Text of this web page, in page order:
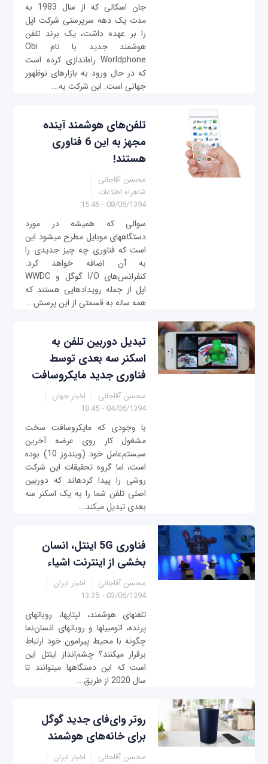
جان اسکالی که از سال 1983 به
مدت یک دهه سرپرستی شرکت اپل
را بر عهده داشت، یک برند تلفن
هوشمند جدید با نام Obi
Worldphone راه‌اندازی کرده است
که در حال ورود به بازارهای نوظهور
جهانی است. این شركت به...
تلفن‌های هوشمند آینده
مجهز به این 6 فناوری
هستند!
محسن آقاجانی
شاهراه اطلاعات
08/06/1394 - 15:46
سوالی که همیشه در مورد
دستگاه‎های موبایل مطرح می‎شود این
است که فناوری چه چيز جدیدی را
به آن اضافه خواهد کرد.
کنفرانس‌های I/O گوگل و WWDC
اپل از جمله رویدادهایی هستند که
همه ساله به قسمتی از این پرسش...
تبدیل دوربين تلفن به
اسکنر سه بعدی توسط
فناوری جدید مایکروسافت
محسن آقاجانی
اخبار جهان
04/06/1394 - 18:45
با وجودی که مایکروسافت سخت
مشغول کار روی عرضه آخرین
سیستم‌عامل خود (ویندوز 10) بوده
است، اما گروه تحقيقات این شركت
روشی را پیدا کرده‎اند که دوربين
اصلی تلفن شما را به یک اسکنر سه
بعدی تبدیل می‎کند...
فناوری 5G اینتل، انسان
بخشی از اینترنت اشیاء
محسن آقاجانی
اخبار ایران
03/06/1394 - 13:35
تلفن‎های هوشمند، لپ‎تاپ‎ها، روبات‎های
پرنده، اتومبیل‎ها و روبات‎های انسان‌نما
چگونه با محیط پیرامون خود ارتباط
برقرار می‎کنند؟ چشم‌انداز اینتل این
است که این دستگاه‎ها می‎توانند تا
سال 2020 از طریق...
روتر وای‌فای جدید گوگل
برای خانه‌های هوشمند
محسن آقاجانی
اخبار ایران